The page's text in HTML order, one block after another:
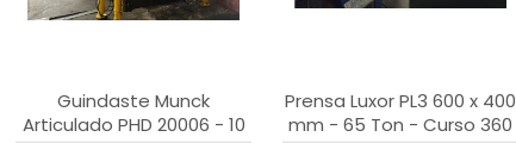
Guindaste Munck
Articulado PHD 20006 - 10
Prensa Luxor PL3 600 x 400
mm - 65 Ton - Curso 360